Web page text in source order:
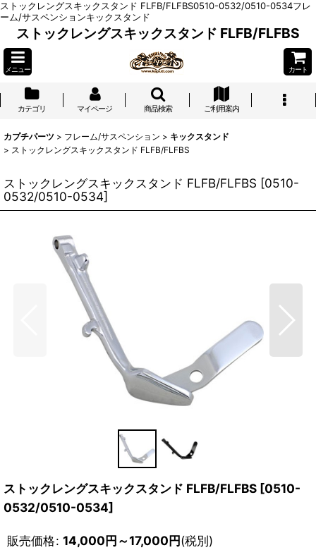
ストックレングスキックスタンド FLFB/FLFBS0510-0532/0510-0534フレ
ーム/サスペンションキックスタンド
ストックレングスキックスタンド FLFB/FLFBS
メニュー カート
カテゴリ マイページ 商品検索 ご利用案内
カプチパーツ > フレーム/サスペンション > キックスタンド
> ストックレングスキックスタンド FLFB/FLFBS
ストックレングスキックスタンド FLFB/FLFBS [0510-
0532/0510-0534]
ストックレングスキックスタンド FLFB/FLFBS [0510-
0532/0510-0534]
販売価格: 14,000円～17,000円(税別)